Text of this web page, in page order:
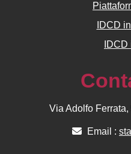
IDCD
Via Adolfo
Email :